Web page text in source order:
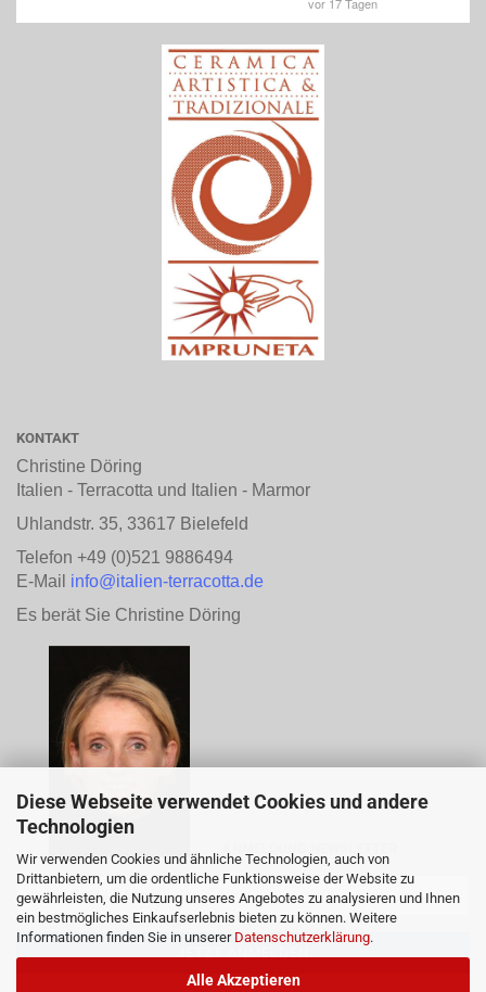
Diese Webseite verwendet Cookies und andere
Technologien
Wir verwenden Cookies und ähnliche Technologien, auch von
Drittanbietern, um die ordentliche Funktionsweise der Website zu
gewährleisten, die Nutzung unseres Angebotes zu analysieren und Ihnen
ein bestmögliches Einkaufserlebnis bieten zu können. Weitere
Informationen finden Sie in unserer Datenschutzerklärung.
Alle Akzeptieren
KONTAKT
Christine Döring
Italien - Terracotta und Italien - Marmor
Uhlandstr. 35, 33617 Bielefeld
Telefon +49 (0)521 9886494
E-Mail info@italien-terracotta.de
Es berät Sie Christine Döring